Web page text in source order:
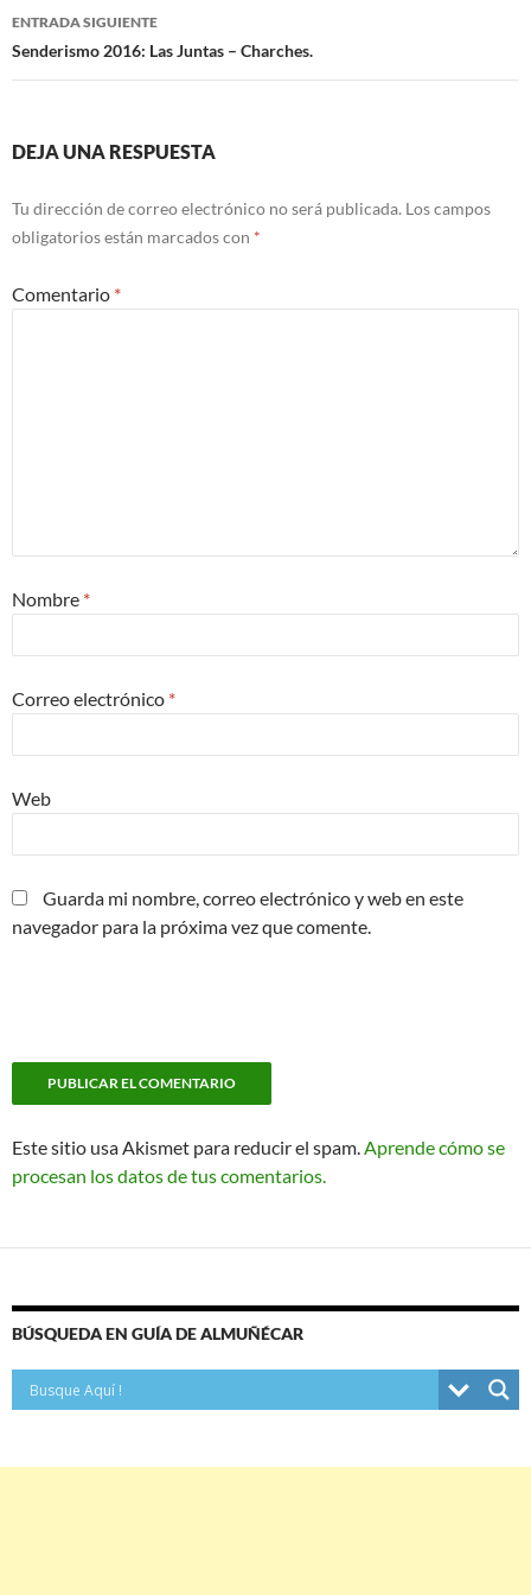
de
entradas
ENTRADA SIGUIENTE
Senderismo 2016: Las Juntas – Charches.
DEJA UNA RESPUESTA
Tu dirección de correo electrónico no será publicada. Los campos
obligatorios están marcados con *
Comentario *
Nombre *
Correo electrónico *
Web
Guarda mi nombre, correo electrónico y web en este
navegador para la próxima vez que comente.
Este sitio usa Akismet para reducir el spam.Aprende cómo se
procesan los datos de tus comentarios.
BÚSQUEDA EN GUÍA DE ALMUÑÉCAR